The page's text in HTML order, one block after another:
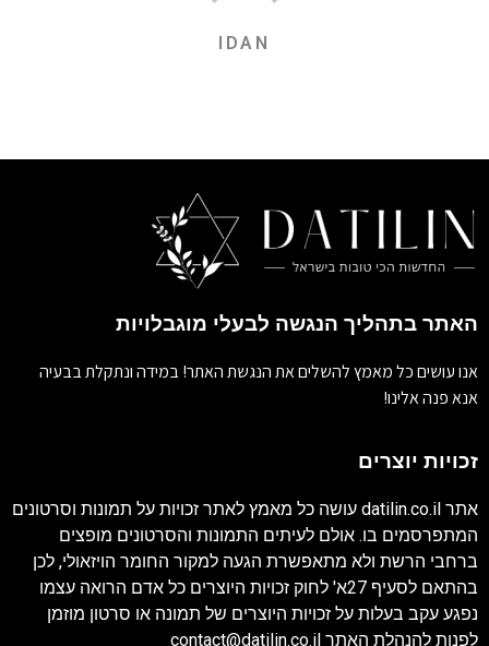
IDAN
האתר בתהליך הנגשה לבעלי מוגבלויות
אנו עושים כל מאמץ להשלים את הנגשת האתר! במידה ונתקלת בבעיה
אנא פנה אלינו!
זכויות יוצרים
אתר datilin.co.il עושה כל מאמץ לאתר זכויות על תמונות וסרטונים
המתפרסמים בו. אולם לעיתים התמונות והסרטונים מופצים
ברחבי הרשת ולא מתאפשרת הגעה למקור החומר הויזאולי, לכן
בהתאם לסעיף 27א' לחוק זכויות היוצרים כל אדם הרואה עצמו
נפגע עקב בעלות על זכויות היוצרים של תמונה או סרטון מוזמן
לפנות להנהלת האתר contact@datilin.co.il